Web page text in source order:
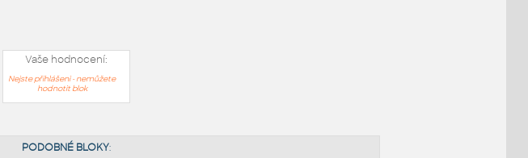
Vaše hodnocení:
Nejste přihlášeni - nemůžete
hodnotit blok